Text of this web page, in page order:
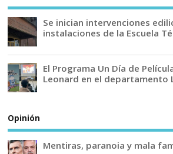
Se inician intervenciones
instalaciones de la Escuela
El Programa Un Día de
Leonard en el departamento
Opinión
Mentiras, paranoia y mala